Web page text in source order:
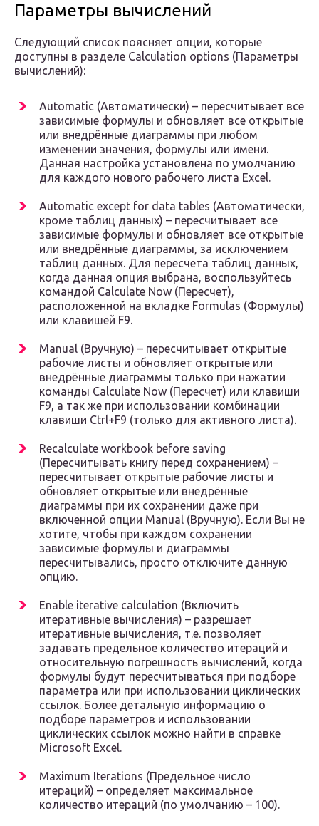
Параметры вычислений
Следующий список поясняет опции, которые
доступны в разделе Calculation options (Параметры
вычислений):
Automatic (Автоматически) – пересчитывает все
зависимые формулы и обновляет все открытые
или внедрённые диаграммы при любом
изменении значения, формулы или имени.
Данная настройка установлена по умолчанию
для каждого нового рабочего листа Excel.
Automatic except for data tables (Автоматически,
кроме таблиц данных) – пересчитывает все
зависимые формулы и обновляет все открытые
или внедрённые диаграммы, за исключением
таблиц данных. Для пересчета таблиц данных,
когда данная опция выбрана, воспользуйтесь
командой Calculate Now (Пересчет),
расположенной на вкладке Formulas (Формулы)
или клавишей F9.
Manual (Вручную) – пересчитывает открытые
рабочие листы и обновляет открытые или
внедрённые диаграммы только при нажатии
команды Calculate Now (Пересчет) или клавиши
F9, а так же при использовании комбинации
клавиши Ctrl+F9 (только для активного листа).
Recalculate workbook before saving
(Пересчитывать книгу перед сохранением) –
пересчитывает открытые рабочие листы и
обновляет открытые или внедрённые
диаграммы при их сохранении даже при
включенной опции Manual (Вручную). Если Вы не
хотите, чтобы при каждом сохранении
зависимые формулы и диаграммы
пересчитывались, просто отключите данную
опцию.
Enable iterative calculation (Включить
итеративные вычисления) – разрешает
итеративные вычисления, т.е. позволяет
задавать предельное количество итераций и
относительную погрешность вычислений, когда
формулы будут пересчитываться при подборе
параметра или при использовании циклических
ссылок. Более детальную информацию о
подборе параметров и использовании
циклических ссылок можно найти в справке
Microsoft Excel.
Maximum Iterations (Предельное число
итераций) – определяет максимальное
количество итераций (по умолчанию – 100).